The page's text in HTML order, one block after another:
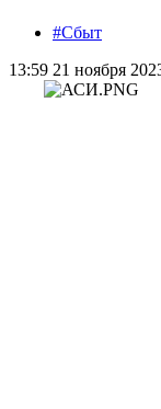
#Сбыт
13:59 21 ноября